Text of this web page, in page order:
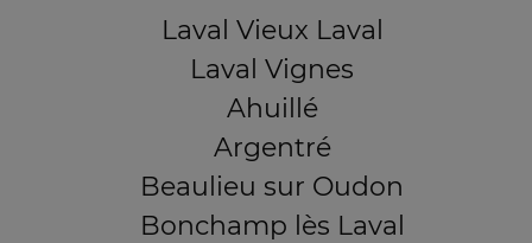
Laval Vieux Laval
Laval Vignes
Ahuillé
Argentré
Beaulieu sur Oudon
Bonchamp lès Laval